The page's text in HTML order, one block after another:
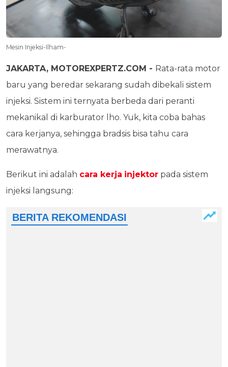
Mesin Injeksi-Ilham-
JAKARTA, MOTOREXPERTZ.COM - Rata-rata motor
baru yang beredar sekarang sudah dibekali sistem
injeksi. Sistem ini ternyata berbeda dari peranti
mekanikal di karburator lho. Yuk, kita coba bahas
cara kerjanya, sehingga bradsis bisa tahu cara
merawatnya.
Berikut ini adalah cara kerja injektor pada sistem
injeksi langsung: